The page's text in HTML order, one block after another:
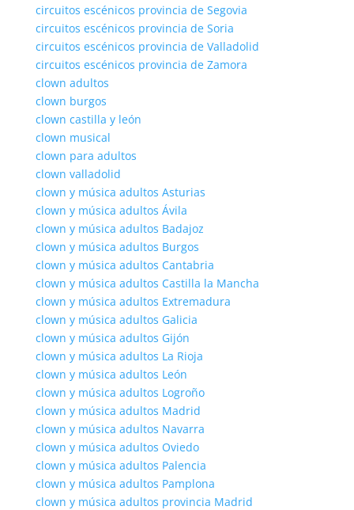
circuitos escénicos provincia de Segovia
circuitos escénicos provincia de Soria
circuitos escénicos provincia de Valladolid
circuitos escénicos provincia de Zamora
clown adultos
clown burgos
clown castilla y león
clown musical
clown para adultos
clown valladolid
clown y música adultos Asturias
clown y música adultos Ávila
clown y música adultos Badajoz
clown y música adultos Burgos
clown y música adultos Cantabria
clown y música adultos Castilla la Mancha
clown y música adultos Extremadura
clown y música adultos Galicia
clown y música adultos Gijón
clown y música adultos La Rioja
clown y música adultos León
clown y música adultos Logroño
clown y música adultos Madrid
clown y música adultos Navarra
clown y música adultos Oviedo
clown y música adultos Palencia
clown y música adultos Pamplona
clown y música adultos provincia Madrid